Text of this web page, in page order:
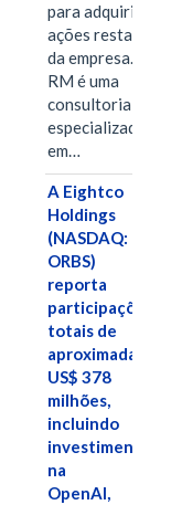
para adquirir as
ações restantes
da empresa. A S-
RM é uma
consultoria
especializada
em…
A Eightco
Holdings
(NASDAQ:
ORBS)
reporta
participações
totais de
US$ 378
milhões,
incluindo
investimentos
na
OpenAI,